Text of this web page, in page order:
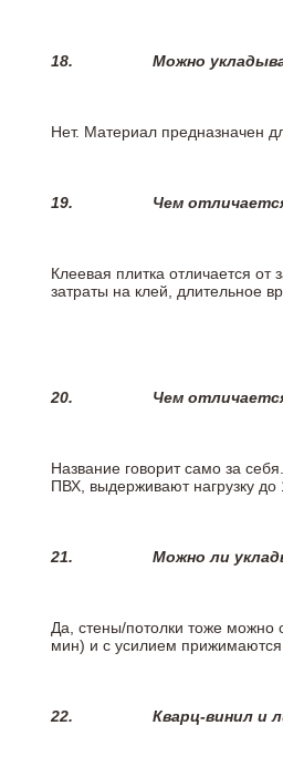
18. Можно
Нет. Материал предназначен
19. Чем
Клеевая плитка отличается
затраты на клей, длительное
20. Чем
Название говорит само за
ПВХ, выдерживают нагрузку до
21. Можно ли
Да, стены/потолки тоже можно
мин) и с усилием прижимаются
22. Кварц-винил и